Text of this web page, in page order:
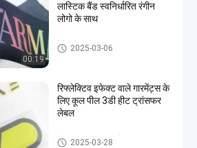
00:19
लास्टिक बैंड स्वनिर्धारित रंगीन
लोगो के साथ
वेबिंग टेप2025-03-06
रिफ्लेक्टिव इफेक्ट वाले गारमेंट्स के
लिए कूल पील 3डी हीट ट्रांसफर
लेबल
हीट ट्रांसफर वस्त्र लेबल
2025-03-28